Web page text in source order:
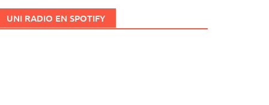
UNI RADIO EN SPOTIFY